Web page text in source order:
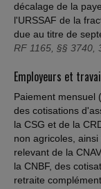
décalage de la
l'URSSAF de la
due au titre de
RF 1165, §§ 3740,
Employeurs et
Paiement mensuel
des cotisations
la CSG et de la
non agricoles,
relevant de la
la CNBF, des
retraite